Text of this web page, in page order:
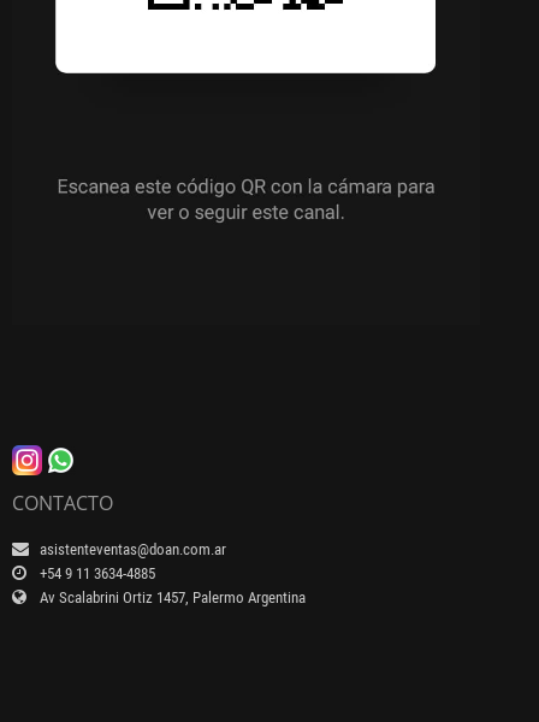
CONTACTO
asistenteventas@doan.com.ar
+54 9 11 3634-4885
Av Scalabrini Ortiz 1457, Palermo Argentina